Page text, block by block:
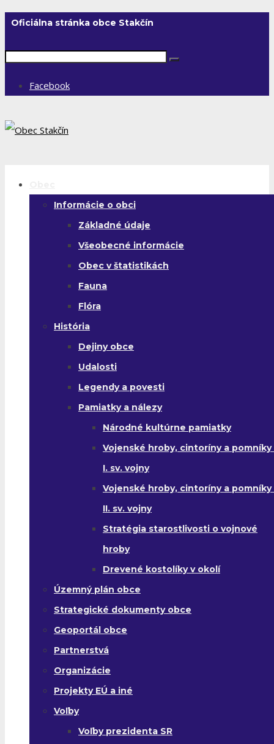
Oficiálna stránka obce Stakčín
Facebook
Informácie o obci
Základné údaje
Všeobecné informácie
Obec v štatistikách
Fauna
Flóra
História
Dejiny obce
Udalosti
Legendy a povesti
Pamiatky a nálezy
Národné kultúrne pamiatky
Vojenské hroby, cintoríny a pomníky
I. sv. vojny
Vojenské hroby, cintoríny a pomníky
II. sv. vojny
Stratégia starostlivosti o vojnové
hroby
Drevené kostolíky v okolí
Územný plán obce
Strategické dokumenty obce
Geoportál obce
Partnerstvá
Organizácie
Projekty EÚ a iné
Voľby
Voľby prezidenta SR